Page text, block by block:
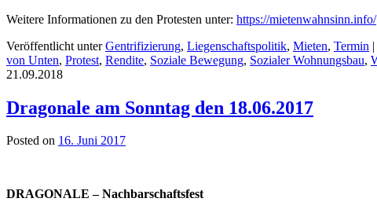
Weitere Informationen zu den Protesten unter: https://mietenwahnsinn.info/
Veröffentlicht unter Gentrifizierung, Liegenschaftspolitik, Mieten, Termin |
von Unten, Protest, Rendite, Soziale Bewegung, Sozialer Wohnungsbau,
21.09.2018
Dragonale am Sonntag den 18.06.2017
Posted on 16. Juni 2017
DRAGONALE – Nachbarschaftsfest